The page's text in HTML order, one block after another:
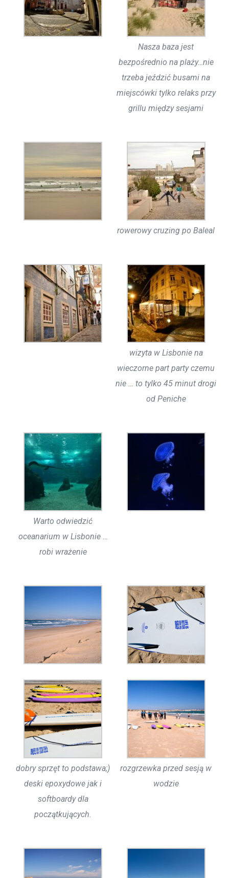
Nasza baza jest
bezpośrednio na plaży…nie
trzeba jeździć busami na
miejscówki tylko relaks przy
grillu między sesjami
rowerowy cruzing po Baleal
wizyta w Lisbonie na
wieczorne part party czemu
nie … to tylko 45 minut drogi
od Peniche
Warto odwiedzić
oceanarium w Lisbonie …
robi wrażenie
dobry sprzęt to podstawa;)
deski epoxydowe jak i
softboardy dla
początkujących.
rozgrzewka przed sesją w
wodzie